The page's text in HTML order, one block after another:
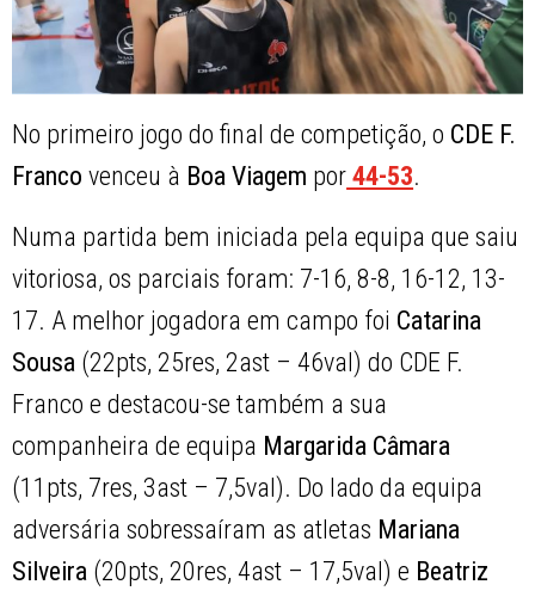
No primeiro jogo do final de competição, o CDE F.
Franco venceu à Boa Viagem por 44-53.
Numa partida bem iniciada pela equipa que saiu
vitoriosa, os parciais foram: 7-16, 8-8, 16-12, 13-
17. A melhor jogadora em campo foi Catarina
Sousa (22pts, 25res, 2ast – 46val) do CDE F.
Franco e destacou-se também a sua
companheira de equipa Margarida Câmara
(11pts, 7res, 3ast – 7,5val). Do lado da equipa
adversária sobressaíram as atletas Mariana
Silveira (20pts, 20res, 4ast – 17,5val) e Beatriz